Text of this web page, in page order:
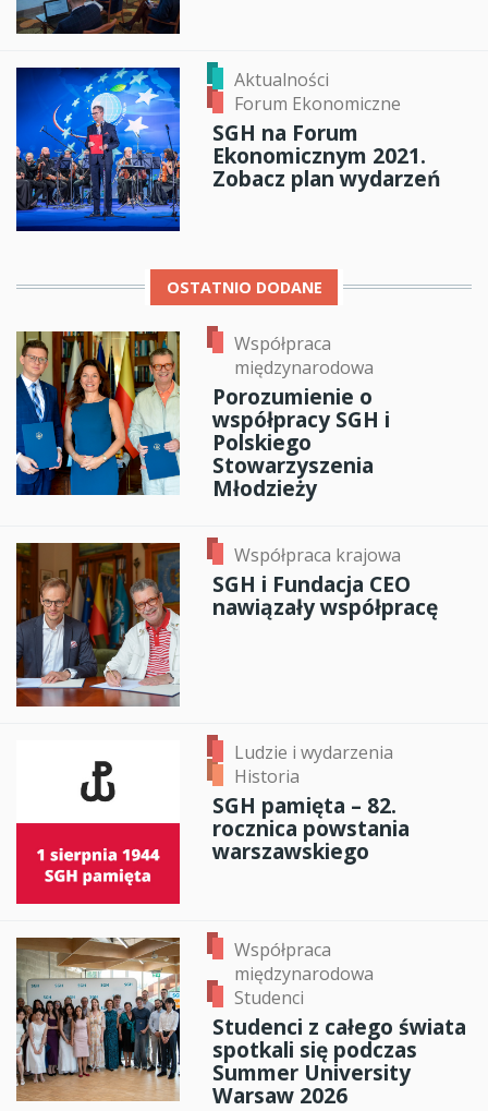
Aktualności
Forum Ekonomiczne
SGH na Forum
Ekonomicznym 2021.
Zobacz plan wydarzeń
OSTATNIO DODANE
Współpraca
międzynarodowa
Porozumienie o
współpracy SGH i
Polskiego
Stowarzyszenia
Młodzieży
Współpraca krajowa
SGH i Fundacja CEO
nawiązały współpracę
Ludzie i wydarzenia
Historia
SGH pamięta – 82.
rocznica powstania
warszawskiego
Współpraca
międzynarodowa
Studenci
Studenci z całego świata
spotkali się podczas
Summer University
Warsaw 2026